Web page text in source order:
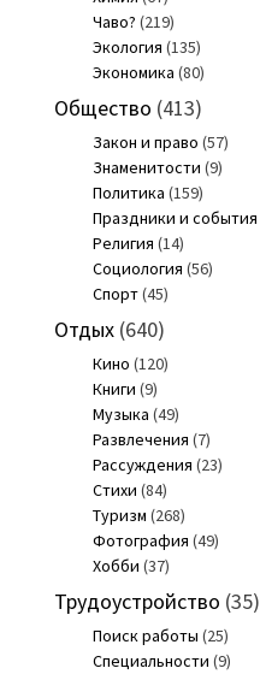
Чаво? (219)
Экология (135)
Экономика (80)
Общество (413)
Закон и право (57)
Знаменитости (9)
Политика (159)
Праздники и события
Религия (14)
Социология (56)
Спорт(45)
Отдых(640)
Кино (120)
Книги (9)
Музыка (49)
Развлечения (7)
Рассуждения (23)
Стихи (84)
Туризм (268)
Фотография (49)
Хобби (37)
Трудоустройство (35)
Поиск работы (25)
Специальности (9)